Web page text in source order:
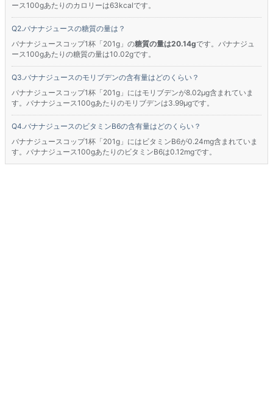
ース100gあたりのカロリーは63kcalです。
バナナジュースの糖質の量は？
バナナジュースコップ1杯「201g」の糖質の量は20.14gです。バナナジュ
ース100gあたりの糖質の量は10.02gです。
バナナジュースのモリブデンの含有量はどのくらい？
バナナジュースコップ1杯「201g」にはモリブデンが8.02μg含まれていま
す。バナナジュース100gあたりのモリブデンは3.99μgです。
バナナジュースのビタミンB6の含有量はどのくらい？
バナナジュースコップ1杯「201g」にはビタミンB6が0.24mg含まれていま
す。バナナジュース100gあたりのビタミンB6は0.12mgです。